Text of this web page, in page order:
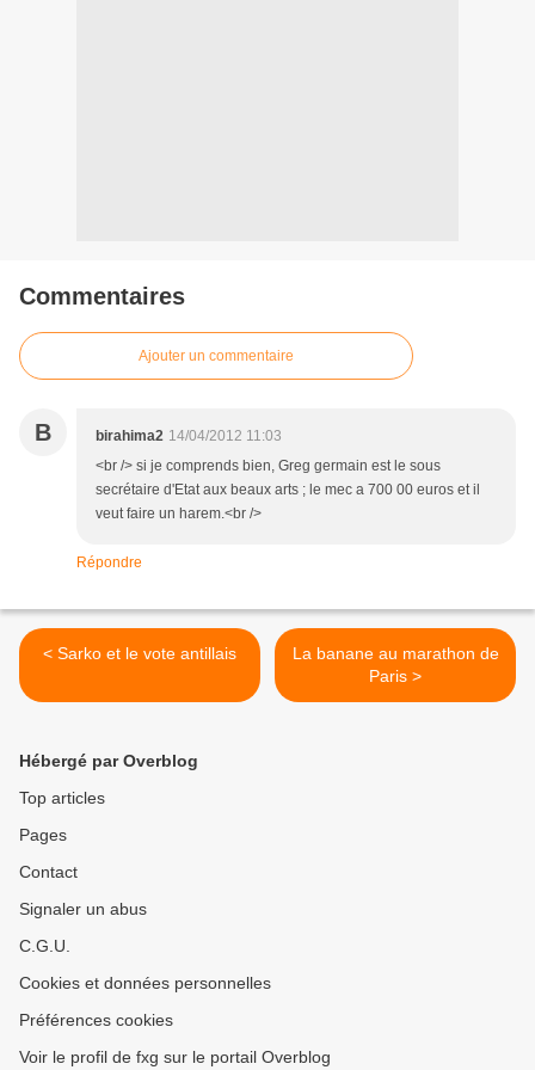
Commentaires
Ajouter un commentaire
B birahima2 14/04/2012 11:03
<br /> si je comprends bien, Greg germain est le sous
secrétaire d'Etat aux beaux arts ; le mec a 700 00 euros et il
veut faire un harem.<br />
Répondre
< Sarko et le vote antillais
La banane au marathon de
Paris >
Hébergé par Overblog
Top articles
Pages
Contact
Signaler un abus
C.G.U.
Cookies et données personnelles
Préférences cookies
Voir le profil de fxg sur le portail Overblog